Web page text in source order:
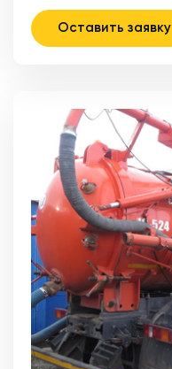
Оставить заявку